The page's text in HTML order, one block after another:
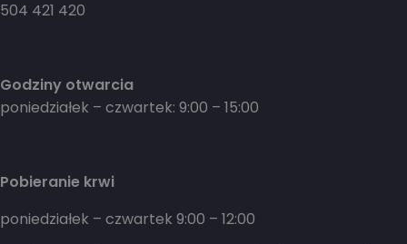
504 421 420
Godziny otwarcia
poniedziałek – czwartek: 9:00 – 15:00
Pobieranie krwi
poniedziałek – czwartek 9:00 – 12:00